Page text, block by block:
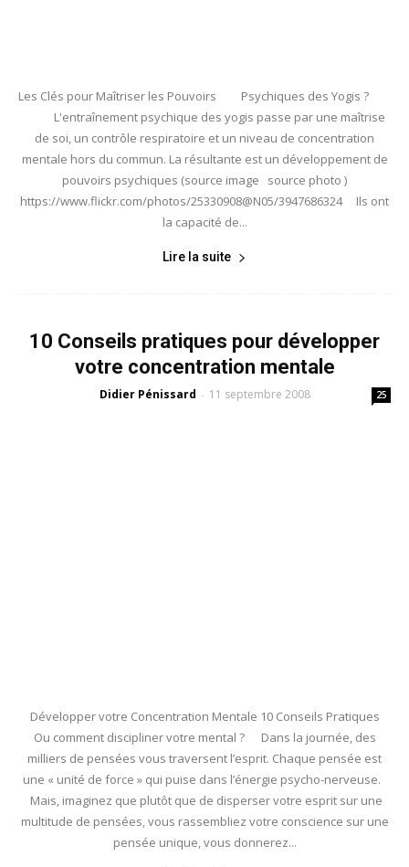
Les Clés pour Maîtriser les Pouvoirs Psychiques des Yogis ?
L'entraînement psychique des yogis passe par une maîtrise
de soi, un contrôle respiratoire et un niveau de concentration
mentale hors du commun. La résultante est un développement de
pouvoirs psychiques (source image source photo )
https://www.flickr.com/photos/25330908@N05/3947686324 Ils ont
la capacité de...
Lire la suite
10 Conseils pratiques pour développer
votre concentration mentale
Didier Pénissard - 11 septembre 2008 25
Développer votre Concentration Mentale 10 Conseils Pratiques
Ou comment discipliner votre mental ? Dans la journée, des
milliers de pensées vous traversent l’esprit. Chaque pensée est
une « unité de force » qui puise dans l’énergie psycho-nerveuse.
Mais, imaginez que plutôt que de disperser votre esprit sur une
multitude de pensées, vous rassembliez votre conscience sur une
pensée unique, vous donnerez...